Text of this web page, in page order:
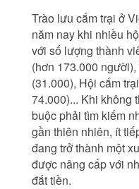
Trào lưu cắm trại ở
năm nay khi nhiều
với số lượng thành
(hơn 173.000
(31.000), Hội cắm
74.000)... Khi không
buộc phải tìm kiếm
gần thiên nhiên, ít
đang trở thành một
được nâng cấp với
đắt tiền.